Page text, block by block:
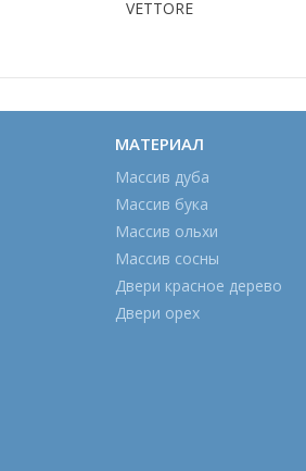
VETTORE
МАТЕРИАЛ
Массив дуба
Массив бука
Массив ольхи
Массив сосны
Двери красное дерево
Двери орех